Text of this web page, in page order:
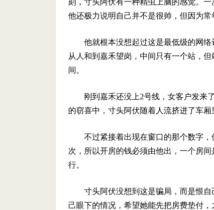
刻，寸头阿伏有一种精虫上脑的感觉。
他还极力说明自己并不是很帅，但因为
他就根本没想起过这是最低级的网
从人和到嘉禾望岗，中间只有一个站，
间。
刚到嘉禾还没上2号线，女客户发来
的窃喜中，寸头阿伏随着人流挤进了车厢
不过紧接着出现在窗口的那个数字
次，所以开房的钱必须由他出，一个房
行。
寸头阿伏没想到这是骗局，而是恨
己眼下的情况，希望她能先把房费垫付